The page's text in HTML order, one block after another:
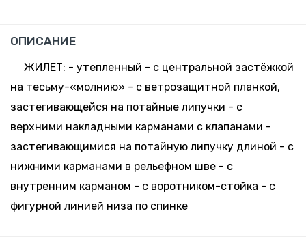
ОПИСАНИЕ
ЖИЛЕТ: - утепленный - с центральной застёжкой
на тесьму-«молнию» - с ветрозащитной планкой,
застегивающейся на потайные липучки - с
верхними накладными карманами с клапанами -
застегивающимися на потайную липучку длиной - с
нижними карманами в рельефном шве - с
внутренним карманом - с воротником-стойка - с
фигурной линией низа по спинке